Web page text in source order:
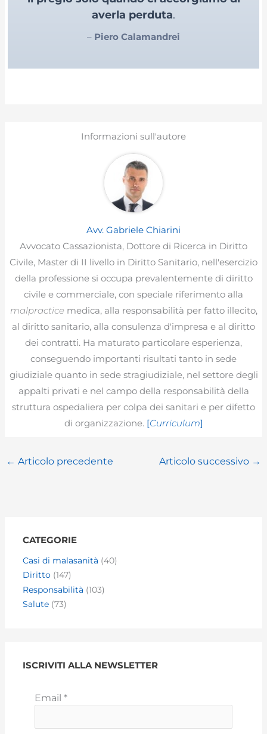
averla perduta.
– Piero Calamandrei
Informazioni sull'autore
Avv. Gabriele Chiarini
Avvocato Cassazionista, Dottore di Ricerca in Diritto
Civile, Master di II livello in Diritto Sanitario, nell'esercizio
della professione si occupa prevalentemente di diritto
civile e commerciale, con speciale riferimento alla
malpracticemedica, alla responsabilità per fatto illecito,
al diritto sanitario, alla consulenza d'impresa e al diritto
dei contratti. Ha maturato particolare esperienza,
conseguendo importanti risultati tanto in sede
giudiziale quanto in sede stragiudiziale, nel settore degli
appalti privati e nel campo della responsabilità della
struttura ospedaliera per colpa dei sanitari e per difetto
di organizzazione. [Curriculum]
← Articolo precedente Articolo successivo →
CATEGORIE
Casi di malasanità (40)
Diritto (147)
Responsabilità (103)
Salute (73)
ISCRIVITI ALLA NEWSLETTER
Email*